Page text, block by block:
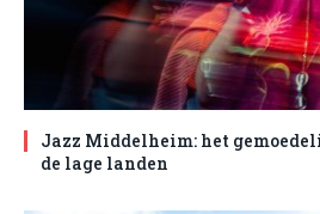
Jazz Middelheim: het
de lage landen